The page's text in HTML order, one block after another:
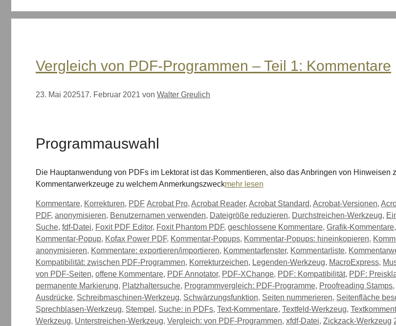
Vergleich von PDF-Programmen – Teil 1: Kommentare
23. Mai 202517. Februar 2021 von Walter Greulich
Programmauswahl
Die Hauptanwendung von PDFs im Lektorat ist das Kommentieren, also das Anbringen von
Kommentarwerkzeuge zu welchem Anmerkungszweckmehr lesen
Kategorien
Kommentare, Korrekturen, PDF Schlagwörter
Acrobat Pro, Acrobat Reader, Acrobat Standard, Acrobat-Versionen,
PDF, anonymisieren, Benutzernamen verwenden, Dateigröße reduzieren, Durchstreichen-Werkzeug,
Suche, fdf-Datei, Foxit PDF Editor, Foxit Phantom PDF, geschlossene Kommentare, Grafik-Kommentare,
Kommentar-Popup, Kofax Power PDF, Kommentar-Popups, Kommentar-Popups: hineinkopieren,
anonymisieren, Kommentare: exportieren/importieren, Kommentarfenster, Kommentarliste,
Kompatibilität: zwischen PDF-Programmen, Korrekturzeichen, Legenden-Werkzeug, MacroExpress,
von PDF-Seiten, offene Kommentare, PDF Annotator, PDF-XChange, PDF: Kompatibilität, PDF:
permanente Markierung, Platzhaltersuche, Programmvergleich: PDF-Programme, Proofreading Stamps,
Ausdrücke, Schreibmaschinen-Werkzeug, Schwärzungsfunktion, Seiten nummerieren, Seitenfläche
Sprechblasen-Werkzeug, Stempel , Suche: in PDFs, Text-Kommentare, Textfeld-Werkzeug,
Werkzeug, Unterstreichen-Werkzeug, Vergleich: von PDF-Programmen, xfdf-Datei, Zickzack-Werkzeug